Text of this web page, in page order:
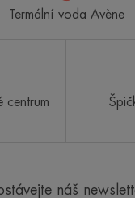
Termální voda Avène
centrum
náš